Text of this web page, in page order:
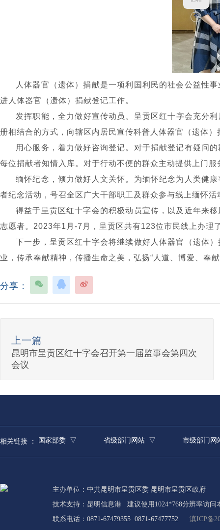
人体器官（遗体）捐献是一项利国利民的社会公益性
进人体器官（遗体）捐献登记工作。
发挥职能，全力做好宣传动员。 呈贡区红十字会充分
册相结合的方式，向辖区内居民宣传科普人体器官（遗体
用心服务，着力做好咨询登记。 对于捐献登记有疑问
每位捐献者知情入库。对于行动不便的群众主动提供上门
缅怀纪念，倾力做好人文关怀。 为缅怀纪念为人类健
者纪念活动，号召全区广大干部职工及群众参与线上缅怀
得益于呈贡区红十字会的积极动员宣传，以及近年来
志愿者。2023年1月-7月，呈贡区共有123位市民线上办理
下一步，呈贡区红十字会将继续做好人体器官（遗体
业，传承奉献精神，传播生命之美，弘扬“人道、博爱、奉
分享：
上一篇
昆明市呈贡区红十字会召开第一届监事会第四次
会议
相关链接 ： 国家部委 ▽ 省级部门网站 ▽ 市级部门
主办单位：中共昆明市呈贡区委 昆明市呈贡区政府
技术支持： 昆明信息港 建议使用1024*768分辨率访问
联系电话：0871-67479355 0871-67477752
滇ICP备